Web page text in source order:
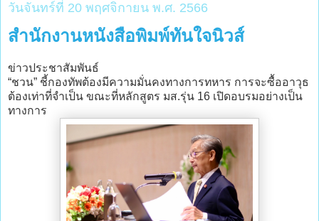
วันจันทร์ที่ 20 พฤศจิกายน พ.ศ. 2566
สำนักงานหนังสือพิมพ์ทันใจนิวส์
ข่าวประชาสัมพันธ์
“ชวน” ชี้กองทัพต้องมีความมั่นคงทางการทหาร การจะซื้ออาวุธ
ต้องเท่าที่จำเป็น ขณะที่หลักสูตร มส.รุ่น 16 เปิดอบรมอย่างเป็น
ทางการ